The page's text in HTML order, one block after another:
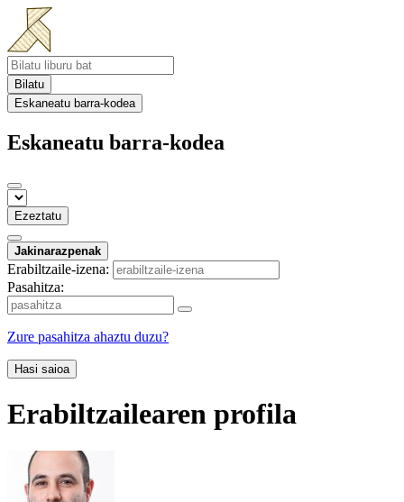
Bilatu
Eskaneatu barra-kodea
Eskaneatu barra-kodea
Ezeztatu
Jakinarazpenak
Erabiltzaile-izena:
Pasahitza:
Zure pasahitza ahaztu duzu?
Hasi saioa
Erabiltzailearen profila